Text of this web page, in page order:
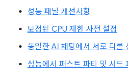
성능 패널 개선사항
보정된 CPU 제한 사전 설정
동일한 AI 채팅에서 서로 다른
성능에서 퍼스트 파티 및 서드